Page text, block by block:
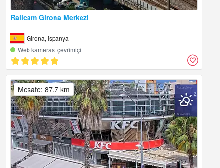
Railcam Girona Merkezi
Girona, ispanya
Web kamerası çevrimiçi
Mesafe: 87.7 km